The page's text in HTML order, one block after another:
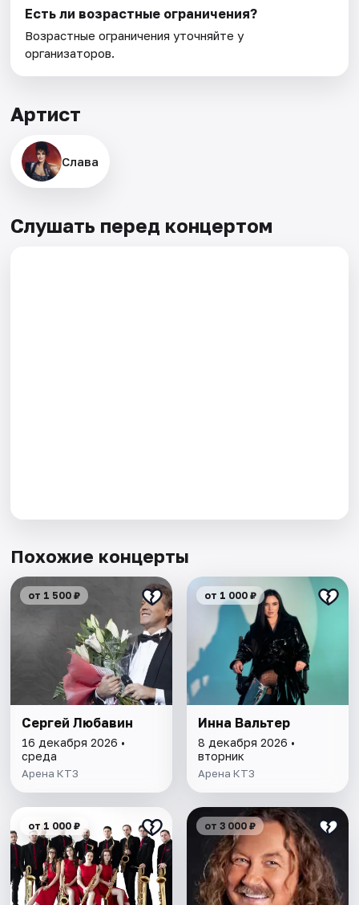
Есть ли возрастные ограничения?
Возрастные ограничения уточняйте у
организаторов.
Артист
Слава
Слушать перед концертом
Похожие концерты
от 1 500 ₽
Сергей Любавин
16 декабря 2026 •
среда
Арена КТЗ
от 1 000 ₽
Инна Вальтер
8 декабря 2026 •
вторник
Арена КТЗ
от 1 000 ₽ от 3 000 ₽